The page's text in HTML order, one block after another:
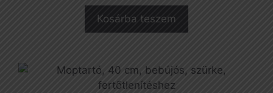
Kosárba teszem